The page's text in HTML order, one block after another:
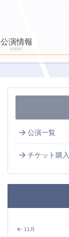
公演情報
EVENT
公演一覧
チケット購入
11月